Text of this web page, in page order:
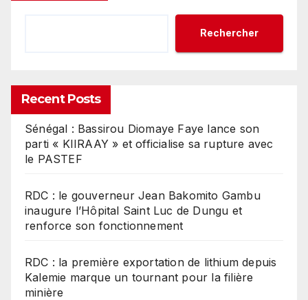
Rechercher
Recent Posts
Sénégal : Bassirou Diomaye Faye lance son
parti « KIIRAAY » et officialise sa rupture avec
le PASTEF
RDC : le gouverneur Jean Bakomito Gambu
inaugure l’Hôpital Saint Luc de Dungu et
renforce son fonctionnement
RDC : la première exportation de lithium depuis
Kalemie marque un tournant pour la filière
minière